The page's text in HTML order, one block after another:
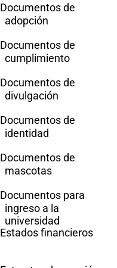
Documentos de
adopción
Documentos de
cumplimiento
Documentos de
divulgación
Documentos de
identidad
Documentos de
mascotas
Documentos para
ingreso a la
universidad
Estados financieros